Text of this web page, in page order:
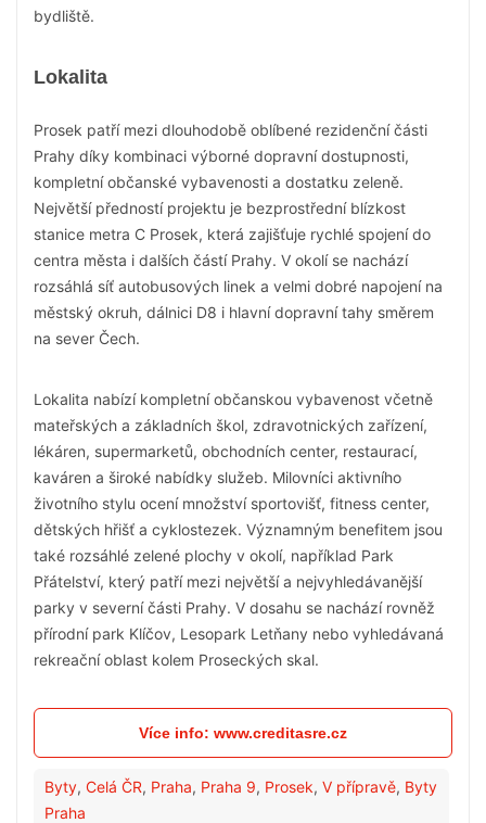
bydliště.
Lokalita
Prosek patří mezi dlouhodobě oblíbené rezidenční části
Prahy díky kombinaci výborné dopravní dostupnosti,
kompletní občanské vybavenosti a dostatku zeleně.
Největší předností projektu je bezprostřední blízkost
stanice metra C Prosek, která zajišťuje rychlé spojení do
centra města i dalších částí Prahy. V okolí se nachází
rozsáhlá síť autobusových linek a velmi dobré napojení na
městský okruh, dálnici D8 i hlavní dopravní tahy směrem
na sever Čech.
Lokalita nabízí kompletní občanskou vybavenost včetně
mateřských a základních škol, zdravotnických zařízení,
lékáren, supermarketů, obchodních center, restaurací,
kaváren a široké nabídky služeb. Milovníci aktivního
životního stylu ocení množství sportovišť, fitness center,
dětských hřišť a cyklostezek. Významným benefitem jsou
také rozsáhlé zelené plochy v okolí, například Park
Přátelství, který patří mezi největší a nejvyhledávanější
parky v severní části Prahy. V dosahu se nachází rovněž
přírodní park Klíčov, Lesopark Letňany nebo vyhledávaná
rekreační oblast kolem Proseckých skal.
Více info: www.creditasre.cz
Byty, Celá ČR, Praha, Praha 9, Prosek, V přípravě, Byty
Praha